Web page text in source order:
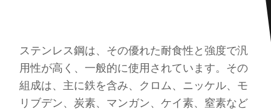
ステンレス鋼は、その優れた耐食性と強度で汎
用性が高く、一般的に使用されています。その
組成は、主に鉄を含み、クロム、ニッケル、モ
リブデン、炭素、マンガン、ケイ素、窒素など